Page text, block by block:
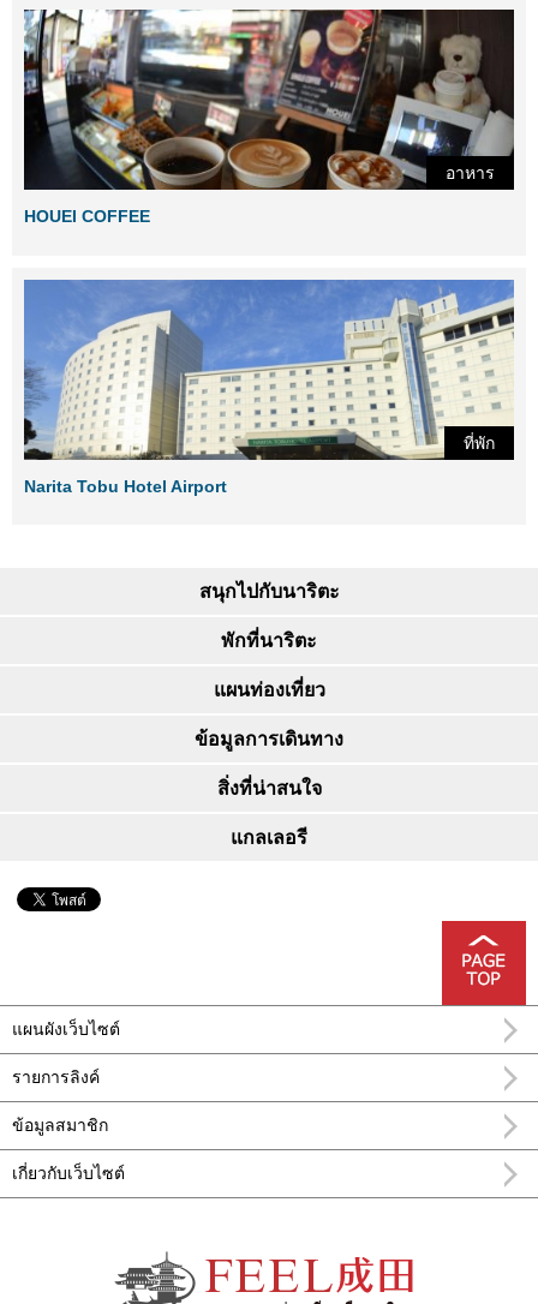
อาหาร
HOUEI COFFEE
ที่พัก
Narita Tobu Hotel Airport
สนุกไปกับนาริตะ
พักที่นาริตะ
แผนท่องเที่ยว
ข้อมูลการเดินทาง
สิ่งที่น่าสนใจ
แกลเลอรี
แผนผังเว็บไซต์
รายการลิงค์
ข้อมูลสมาชิก
เกี่ยวกับเว็บไซต์
อำเภอ นะริทะ FEEL นาริตะข้อมูลการท่อง
เที่ยวทางการ